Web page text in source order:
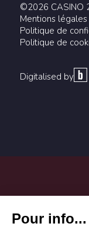
©2026 CASINO
Mentions légales
Politique de
Politique de
Digitalised by